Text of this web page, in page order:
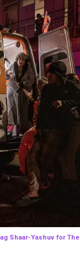
Shaar-Yashuv for